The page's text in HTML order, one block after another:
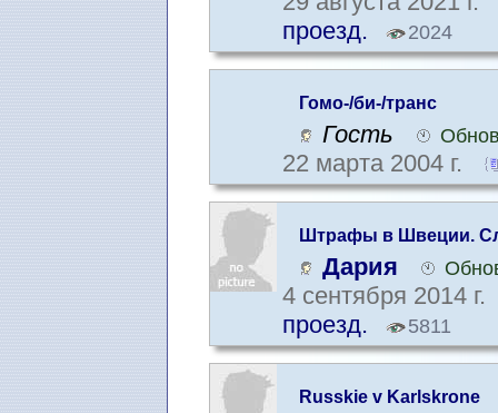
проезд.
2024
Гомо-/би-/транс
Гость
22 марта 2004 г.
Штрафы в Швеции.
Швеции
Дария
4 сентября 2014 г.
проезд.
5811
Russkie v Karlskrone